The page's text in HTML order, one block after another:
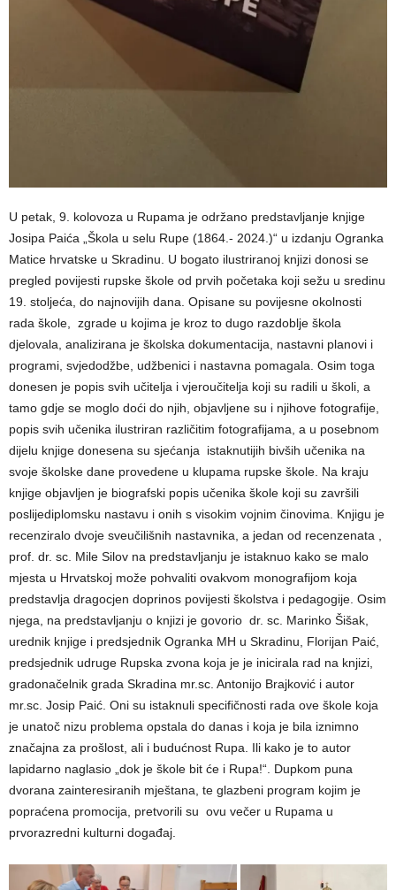
U petak, 9. kolovoza u Rupama je održano predstavljanje knjige
Josipa Paića „Škola u selu Rupe (1864.- 2024.)“ u izdanju Ogranka
Matice hrvatske u Skradinu. U bogato ilustriranoj knjizi donosi se
pregled povijesti rupske škole od prvih početaka koji sežu u sredinu
19. stoljeća, do najnovijih dana. Opisane su povijesne okolnosti
rada škole, zgrade u kojima je kroz to dugo razdoblje škola
djelovala, analizirana je školska dokumentacija, nastavni planovi i
programi, svjedodžbe, udžbenici i nastavna pomagala. Osim toga
donesen je popis svih učitelja i vjeroučitelja koji su radili u školi, a
tamo gdje se moglo doći do njih, objavljene su i njihove fotografije,
popis svih učenika ilustriran različitim fotografijama, a u posebnom
dijelu knjige donesena su sjećanja istaknutijih bivših učenika na
svoje školske dane provedene u klupama rupske škole. Na kraju
knjige objavljen je biografski popis učenika škole koji su završili
poslijediplomsku nastavu i onih s visokim vojnim činovima. Knjigu je
recenziralo dvoje sveučilišnih nastavnika, a jedan od recenzenata ,
prof. dr. sc. Mile Silov na predstavljanju je istaknuo kako se malo
mjesta u Hrvatskoj može pohvaliti ovakvom monografijom koja
predstavlja dragocjen doprinos povijesti školstva i pedagogije. Osim
njega, na predstavljanju o knjizi je govorio dr. sc. Marinko Šišak,
urednik knjige i predsjednik Ogranka MH u Skradinu, Florijan Paić,
predsjednik udruge Rupska zvona koja je je inicirala rad na knjizi,
gradonačelnik grada Skradina mr.sc. Antonijo Brajković i autor
mr.sc. Josip Paić. Oni su istaknuli specifičnosti rada ove škole koja
je unatoč nizu problema opstala do danas i koja je bila iznimno
značajna za prošlost, ali i budućnost Rupa. Ili kako je to autor
lapidarno naglasio „dok je škole bit će i Rupa!“. Dupkom puna
dvorana zainteresiranih mještana, te glazbeni program kojim je
popraćena promocija, pretvorili su ovu večer u Rupama u
prvorazredni kulturni događaj.